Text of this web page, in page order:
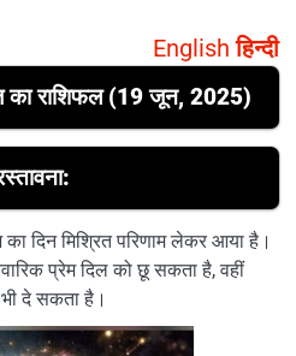
English हिन्दी
का राशिफल (19 जून, 2025)
दिन मिश्रित परिणाम लेकर आया है।
प्रेम दिल को छू सकता है, वहीं
दे सकता है।